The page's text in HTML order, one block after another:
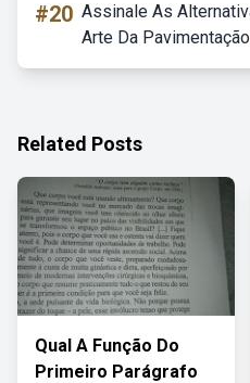
#20 Assinale As
Arte Da
Related Posts
Qual A Função Do
Primeiro Parágrafo